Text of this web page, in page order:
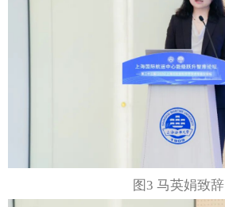
图3 马英娟致辞